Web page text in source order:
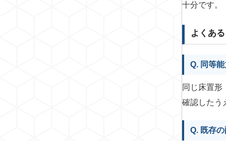
十分です。
よくあ
Q. 同等
同じ床置形
確認したう
Q. 既存